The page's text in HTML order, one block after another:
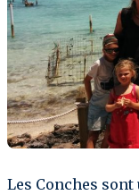
Les Conches